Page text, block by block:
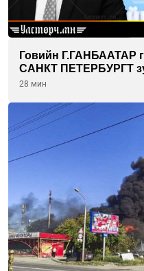
Говийн Г.ГАНБААТАР
САНКТ ПЕТЕРБУРГТ
“ИНҮТ” ТӨХХК даажээ
28 мин